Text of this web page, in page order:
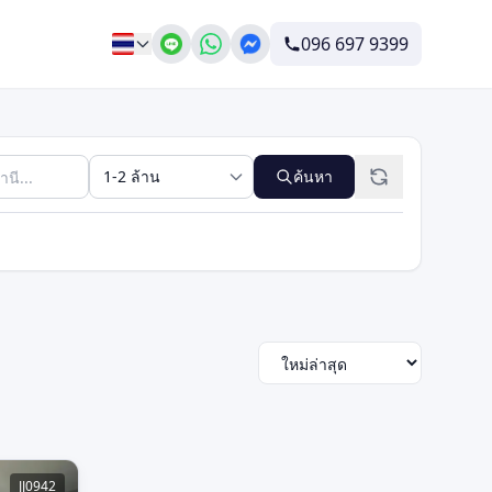
096 697 9399
ค้นหา
JJ0942